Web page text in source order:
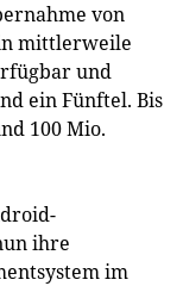
von
mittlerweile
und
ein Fünftel. Bis
100 Mio.
ihre
im